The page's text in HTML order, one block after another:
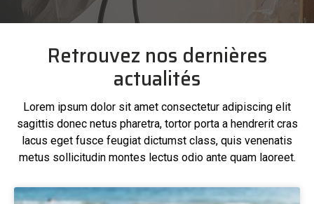
Retrouvez nos dernières
actualités
Lorem ipsum dolor sit amet consectetur adipiscing elit
sagittis donec netus pharetra, tortor porta a hendrerit cras
lacus eget fusce feugiat dictumst class, quis venenatis
metus sollicitudin montes lectus odio ante quam laoreet.